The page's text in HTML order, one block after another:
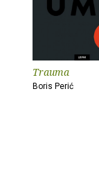
Trauma
Boris Perić